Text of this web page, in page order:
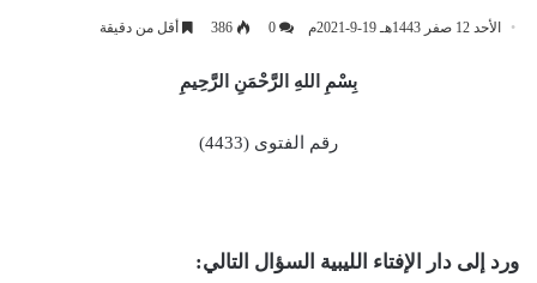
الأحد 12 صفر 1443هـ 19-9-2021م 0
386 أقل من دقيقة
بِسْمِ اللهِ الرَّحْمَنِ الرَّحِيمِ
رقم الفتوى (4433)
ورد إلى دار الإفتاء الليبية السؤال التالي: